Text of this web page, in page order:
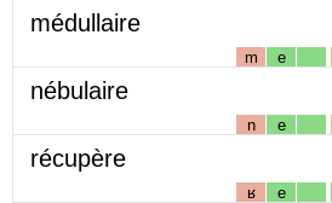
médullaire
m e
nébulaire
n e
récupère
ʁ e